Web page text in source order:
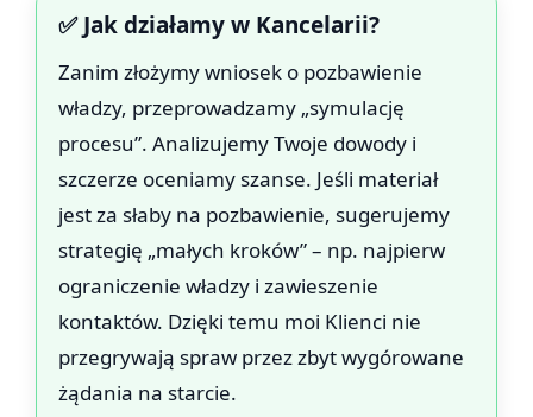
✅ Jak działamy w Kancelarii?
Zanim złożymy wniosek o pozbawienie
władzy, przeprowadzamy „symulację
procesu”. Analizujemy Twoje dowody i
szczerze oceniamy szanse. Jeśli materiał
jest za słaby na pozbawienie, sugerujemy
strategię „małych kroków” – np. najpierw
ograniczenie władzy i zawieszenie
kontaktów. Dzięki temu moi Klienci nie
przegrywają spraw przez zbyt wygórowane
żądania na starcie.